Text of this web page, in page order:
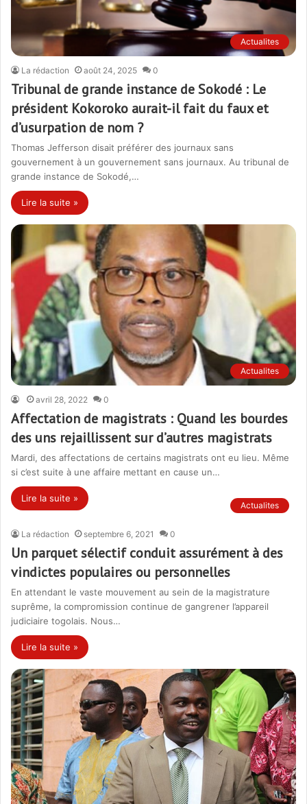
Actualites
La rédaction août 24, 2025 0
Tribunal de grande instance de Sokodé : Le
président Kokoroko aurait-il fait du faux et
d’usurpation de nom ?
Thomas Jefferson disait préférer des journaux sans
gouvernement à un gouvernement sans journaux. Au tribunal de
grande instance de Sokodé,…
Lire la suite »
Actualites
avril 28, 2022 0
Affectation de magistrats : Quand les bourdes
des uns rejaillissent sur d’autres magistrats
Mardi, des affectations de certains magistrats ont eu lieu. Même
si c’est suite à une affaire mettant en cause un…
Lire la suite »
Actualites
La rédaction septembre 6, 2021 0
Un parquet sélectif conduit assurément à des
vindictes populaires ou personnelles
En attendant le vaste mouvement au sein de la magistrature
suprême, la compromission continue de gangrener l’appareil
judiciaire togolais. Nous…
Lire la suite »